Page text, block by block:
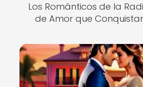
Los Románticos de la
de Amor que